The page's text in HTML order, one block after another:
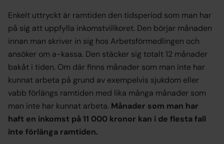
Enkelt uttryckt är ramtiden den tidsperiod som man har
på sig att uppfylla inkomstvillkoret. Den börjar månaden
innan man skriver in sig hos Arbetsförmedlingen och
ansöker om a-kassa. Den stäcker sig totalt 12 månader
bakåt i tiden. Om där finns månader som man inte har
kunnat arbeta på grund av exempelvis sjukdom eller
vabb förlängs ramtiden med lika många månader som
man inte har kunnat arbeta. Månader som man har
haft en inkomst på 11 000 kronor kan i de flesta fall
inte förlänga ramtiden.